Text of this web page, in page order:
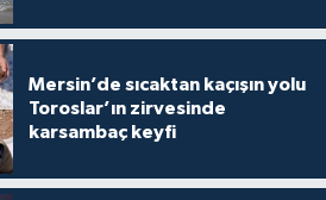
Mersin’de sıcaktan kaçışın yolu
Toroslar’ın zirvesinde
karsambaç keyfi